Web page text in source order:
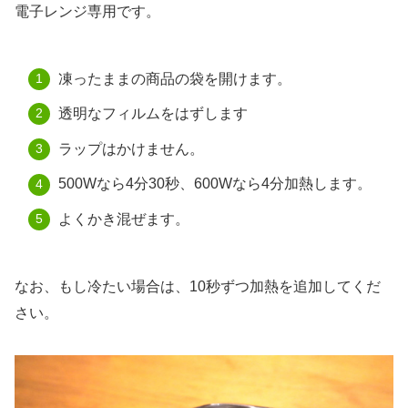
電子レンジ専用です。
凍ったままの商品の袋を開けます。
透明なフィルムをはずします
ラップはかけません。
500Wなら4分30秒、600Wなら4分加熱します。
よくかき混ぜます。
なお、もし冷たい場合は、10秒ずつ加熱を追加してくだ
さい。